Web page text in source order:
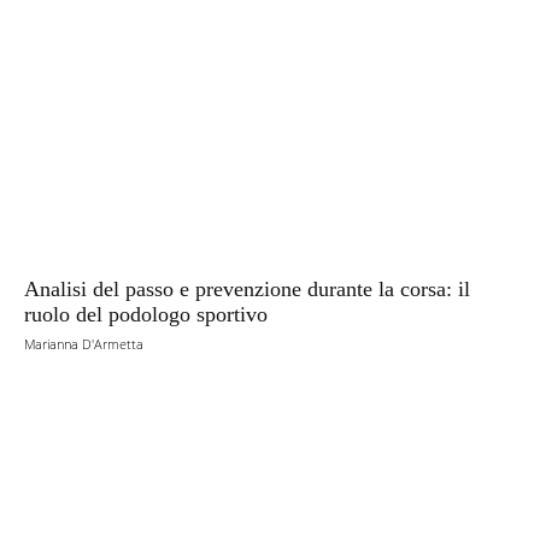
Analisi del passo e prevenzione durante la corsa: il
ruolo del podologo sportivo
Marianna D'Armetta